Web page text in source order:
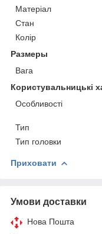
Матеріал
Стан
Колір
Размеры
Вага
Користувальницькі
Особливості
Тип
Тип головки
Приховати
Умови доставки
Нова Пошта